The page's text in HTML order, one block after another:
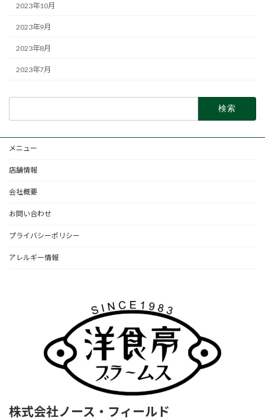
2023年10月
2023年9月
2023年8月
2023年7月
メニュー
店舗情報
会社概要
お問い合わせ
プライバシーポリシー
アレルギー情報
株式会社ノース・フィールド